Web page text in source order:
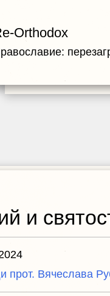
Orthodox
и
прот. Вячеслава